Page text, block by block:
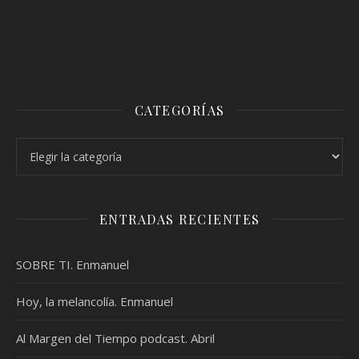
CATEGORÍAS
ENTRADAS RECIENTES
SOBRE TI. Enmanuel
Hoy, la melancolía. Enmanuel
Al Margen del Tiempo podcast. Abril